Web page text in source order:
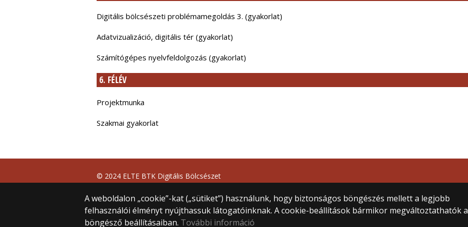
Digitális bölcsészeti problémamegoldás 3. (gyakorlat)
Adatvizualizáció, digitális tér (gyakorlat)
Számítógépes nyelvfeldolgozás (gyakorlat)
6. FÉLÉV
Projektmunka
Szakmai gyakorlat
A weboldalon „cookie”-kat („sütiket”) használunk, hogy biztonságos böngészés mellett a legjobb
felhasználói élményt nyújthassuk látogatóinknak. A cookie-beállítások bármikor megváltoztathatók a
böngésző beállításaiban. További információ
© 2024 ELTE BTK Digitális Bölcsészet
Tanszék
Minden jog fenntartva.
1088 Budapest Múzeum krt. 6-8. (Főépület)
II. emelet, 201, 205-206, 210-es szoba